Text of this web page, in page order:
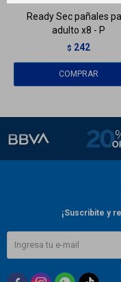
Ready Sec pañales
adulto x8 - P
$ 242
¡Suscribite y